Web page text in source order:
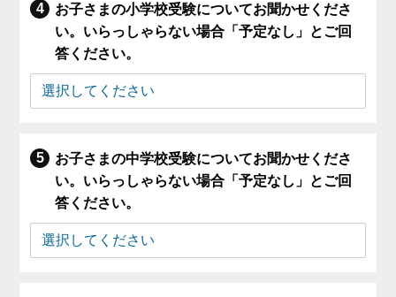
お子さまの小学校受験についてお聞かせくださ
い。いらっしゃらない場合「予定なし」とご回
答ください。
お子さまの中学校受験についてお聞かせくださ
い。いらっしゃらない場合「予定なし」とご回
答ください。